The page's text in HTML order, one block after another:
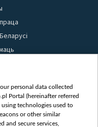
personal data collected
Portal (hereinafter referred
technologies used to
or other similar
and secure services,